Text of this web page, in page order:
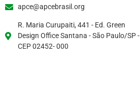
apce@apcebrasil.org
R. Maria Curupaiti, 441 - Ed. Green
Design Office Santana - São Paulo/SP -
CEP 02452- 000